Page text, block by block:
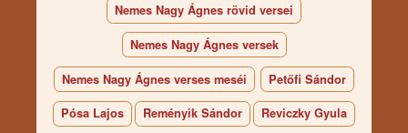
Nemes Nagy Ágnes rövid versei
Nemes Nagy Ágnes versek
Nemes Nagy Ágnes verses meséi Petőfi Sándor
Pósa Lajos Reményik Sándor Reviczky Gyula